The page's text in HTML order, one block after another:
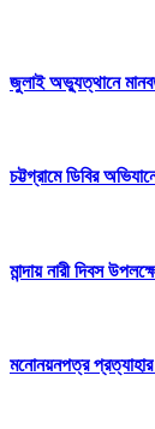
জুলাই অভ্যুত্থানে
চট্টগ্রামে ডিবির
মান্দায় নারী দিবস
মনোনয়নপত্র প্রত্যাহার